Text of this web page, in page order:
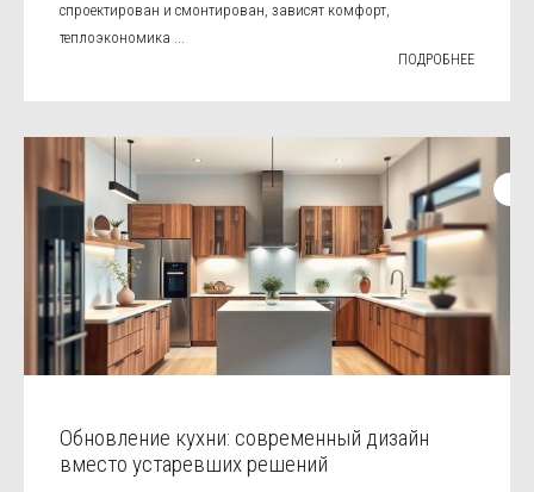
спроектирован и смонтирован, зависят комфорт,
теплоэкономика ...
ПОДРОБНЕЕ
Обновление кухни: современный дизайн
вместо устаревших решений